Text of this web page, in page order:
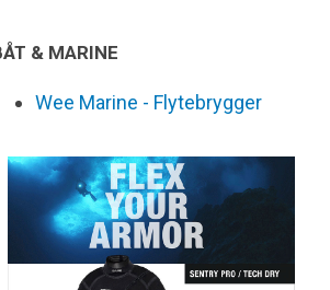
& MARINE
Wee Marine - Flytebrygger